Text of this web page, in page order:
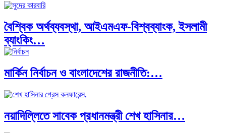
বৈশ্বিক অর্থব্যবস্থা, আইএমএফ-বিশ্বব্যাংক, ইসলামী
ব্যাংকিং…
অর্থ পাচারের মহাকাব্য: ১০০ ডলারের…
দক্ষিণ এশিয়ায় ‘জেন-জি’ বিপ্লব: বাংলাদেশ,…
মার্কিন নির্বাচন ও বাংলাদেশের রাজনীতি:…
নয়াদিল্লিতে সাবেক প্রধানমন্ত্রী শেখ হাসিনার…